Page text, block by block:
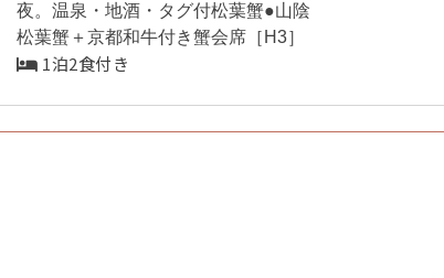
夜。温泉・地酒・タグ付松葉蟹●山陰
松葉蟹＋京都和牛付き蟹会席［H3］
1泊2食付き